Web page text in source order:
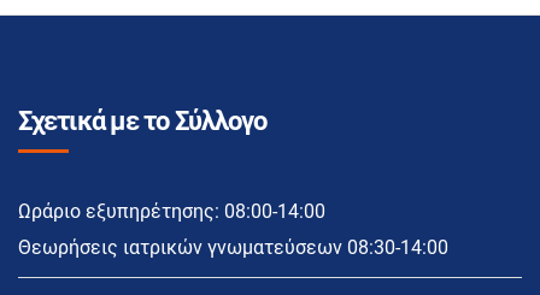
Σχετικά με το Σύλλογο
Ωράριο εξυπηρέτησης: 08:00-14:00
Θεωρήσεις ιατρικών γνωματεύσεων 08:30-14:00